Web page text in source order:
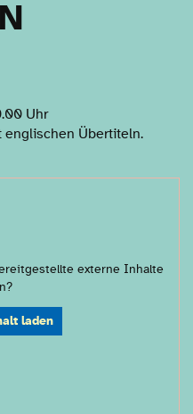
Uhr
englischen Übertiteln.
externe Inhalte
laden